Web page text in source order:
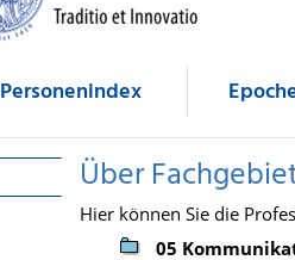
Personenindex
Über
Hier können Sie die
05